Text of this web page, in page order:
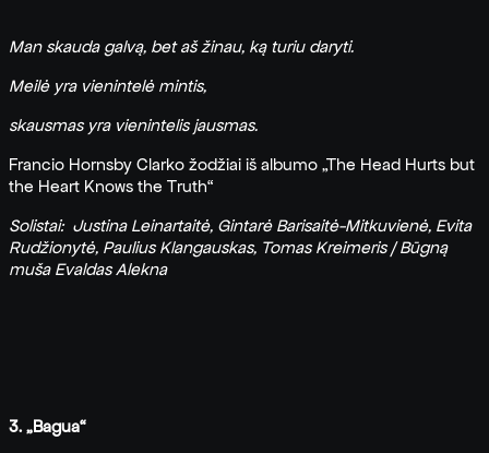
Man skauda galvą, bet aš žinau, ką turiu daryti.
Meilė yra vienintelė mintis,
skausmas yra vienintelis jausmas.
Francio Hornsby Clarko žodžiai iš albumo „The Head Hurts but
the Heart Knows the Truth“
Solistai: Justina Leinartaitė, Gintarė Barisaitė-Mitkuvienė, Evita
Rudžionytė, Paulius Klangauskas, Tomas Kreimeris / Būgną
muša Evaldas Alekna
3. „Bagua“